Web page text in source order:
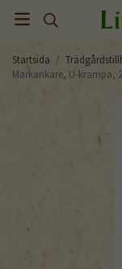
Startsida /
Markankare, U-krampa,